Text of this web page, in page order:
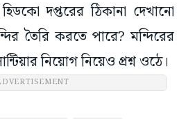
দপ্তরের ঠিকানা দেখানো
তৈরি করতে পারে? মন্দিরের
নিয়োগ নিয়েও প্রশ্ন ওঠে।